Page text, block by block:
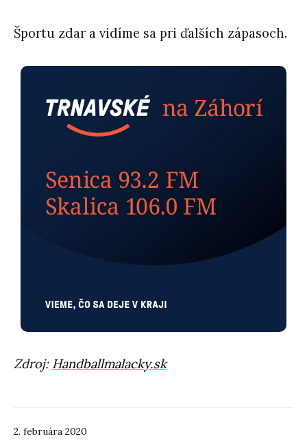
2. februára 2020
Športu zdar a vidíme sa pri ďalších zápasoch.
Zdroj: Handballmalacky.sk